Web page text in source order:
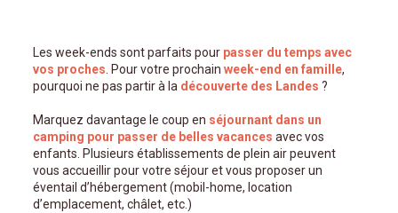
Les week-ends sont parfaits pour passer du temps avec
vos proches. Pour votre prochainweek-end en famille,
pourquoi ne pas partir à la découverte des Landes ?
Marquez davantage le coup en séjournant dans un
camping pour passer de belles vacances avec vos
enfants. Plusieurs établissements de plein air peuvent
vous accueillir pour votre séjour et vous proposer un
éventail d’hébergement (mobil-home, location
d’emplacement, châlet, etc.)